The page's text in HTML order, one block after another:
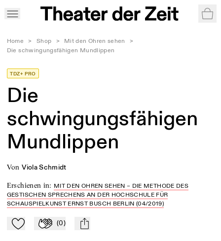
Home > Shop > Mit den Ohren sehen
>
Die schwingungsfähigen Mundlippen
TDZ+ PRO
Die
schwingungsfähigen
Mundlippen
von Viola Schmidt
Erschienen in: MIT DEN OHREN SEHEN – DIE METHODE DES
GESTISCHEN SPRECHENS AN DER HOCHSCHULE FÜR
SCHAUSPIELKUNST ERNST BUSCH BERLIN (04/2019)
Zu Mein-TdZ hinzufügen
Applaudieren
(0) mail